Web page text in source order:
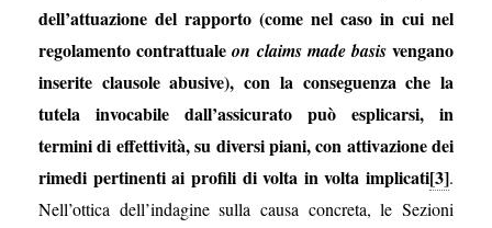
dell’attuazione del rapporto (come nel caso in cui nel
regolamento contrattualeon claims made basisvengano
inserite clausole abusive), con la conseguenza che la
tutela invocabile dall’assicurato può esplicarsi, in
termini di effettività, su diversi piani, con attivazione dei
rimedi pertinenti ai profili di volta in volta implicati[3].
Nell’ottica dell’indagine sulla causa concreta, le Sezioni